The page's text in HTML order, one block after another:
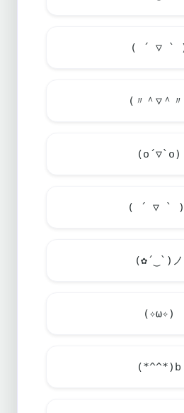
( ´ ▽ `
(〃＾▽＾
(o´▽`o)
( ´ ▽ ` )
(✿´‿`)ノ
(✧ω✧)
(*^^*)b